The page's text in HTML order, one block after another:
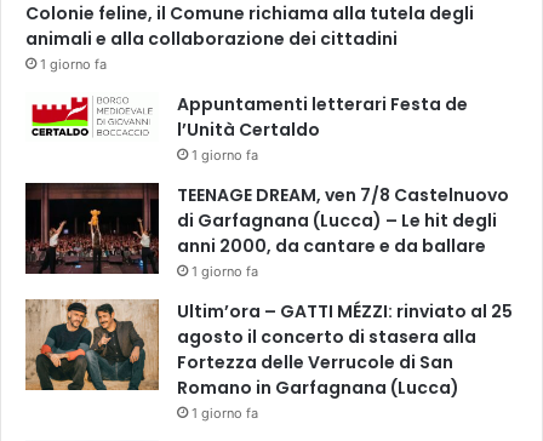
p
a
p
n
s
n
a
Colonie feline, il Comune richiama alla tutela degli
animali e alla collaborazione dei cittadini
1 giorno fa
Appuntamenti letterari Festa de
l’Unità Certaldo
1 giorno fa
TEENAGE DREAM, ven 7/8 Castelnuovo
di Garfagnana (Lucca) – Le hit degli
anni 2000, da cantare e da ballare
1 giorno fa
Ultim’ora – GATTI MÉZZI: rinviato al 25
agosto il concerto di stasera alla
Fortezza delle Verrucole di San
Romano in Garfagnana (Lucca)
1 giorno fa